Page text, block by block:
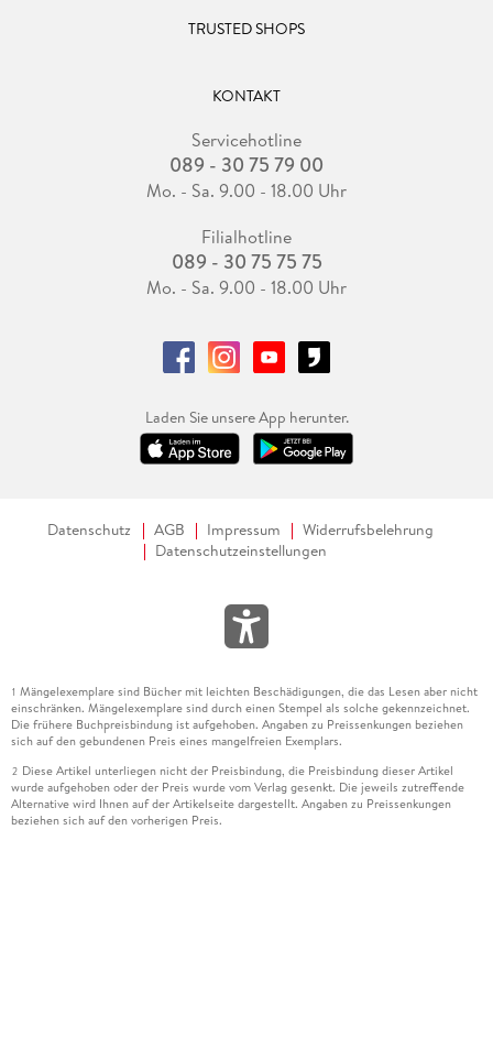
TRUSTED SHOPS
KONTAKT
Servicehotline
089 - 30 75 79 00
Mo. - Sa. 9.00 - 18.00 Uhr
Filialhotline
089 - 30 75 75 75
Mo. - Sa. 9.00 - 18.00 Uhr
Laden Sie unsere App herunter.
Datenschutz AGB Impressum
Widerrufsbelehrung
Datenschutzeinstellungen
1 Mängelexemplare sind Bücher mit leichten Beschädigungen, die das Lesen aber nicht
einschränken. Mängelexemplare sind durch einen Stempel als solche gekennzeichnet.
Die frühere Buchpreisbindung ist aufgehoben. Angaben zu Preissenkungen beziehen
sich auf den gebundenen Preis eines mangelfreien Exemplars.
2 Diese Artikel unterliegen nicht der Preisbindung, die Preisbindung dieser Artikel
wurde aufgehoben oder der Preis wurde vom Verlag gesenkt. Die jeweils zutreffende
Alternative wird Ihnen auf der Artikelseite dargestellt. Angaben zu Preissenkungen
beziehen sich auf den vorherigen Preis.